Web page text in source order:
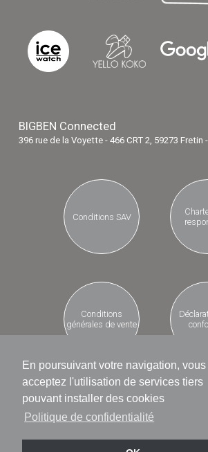
En poursuivant votre navigation, vous
acceptez l'utilisation de services tiers
pouvant installer des cookies
Politique de confidentialité
BIGBEN Connected
396 rue de la Voyette - 466 CRT 2, 59273 Fretin
Conditions SAV
Conditions
générales de vente
Recyclerie